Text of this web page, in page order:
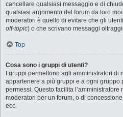
cancellare qualsiasi messaggio e di
qualsiasi argomento del forum da loro
moderatori è quello di evitare che gli
off-topic) o che scrivano messaggi
Top
Cosa sono i gruppi di utenti?
I gruppi permettono agli amministratori
appartenere a più gruppi e a ogni gruppo
permessi. Questo facilita
moderatori per un forum, o di
ecc.